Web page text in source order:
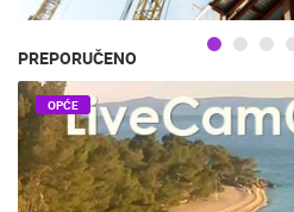
PREPORUČENO
OPĆE